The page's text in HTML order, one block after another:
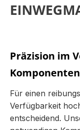
Präzision im
Für einen
Verfügbarkeit
entscheidend.